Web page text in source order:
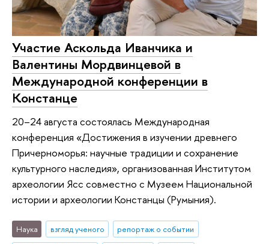
Участие Аскольда Иванчика и
Валентины Мордвинцевой в
Международной конференции в
Констанце
20–24 августа состоялась Международная
конференция «Достижения в изучении древнего
Причерноморья: научные традиции и сохранение
культурного наследия», организованная Институтом
археологии Ясс совместно с Музеем Национальной
истории и археологии Констанцы (Румыния).
Наука взгляд ученого
репортаж о событии